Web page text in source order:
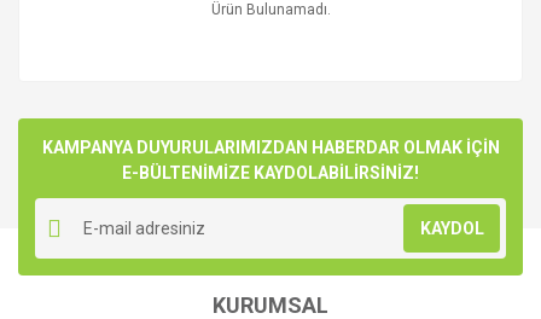
Ürün Bulunamadı.
KAMPANYA DUYURULARIMIZDAN HABERDAR OLMAK İÇİN
E-BÜLTENİMİZE KAYDOLABİLİRSİNİZ!
KAYDOL
KURUMSAL